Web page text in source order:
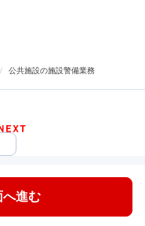
/ 公共施設の施設警備業務
へ進む
せ